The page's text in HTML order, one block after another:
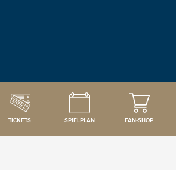
TICKETS SPIELPLAN FAN-SHOP